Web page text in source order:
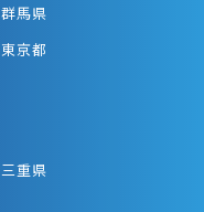
群馬県
東京都
三重県